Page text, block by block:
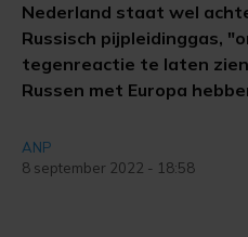
Nederland staat wel
Russisch pijpleidinggas,
tegenreactie te laten
Russen met Europa
ANP
8 september 2022 - 18:58